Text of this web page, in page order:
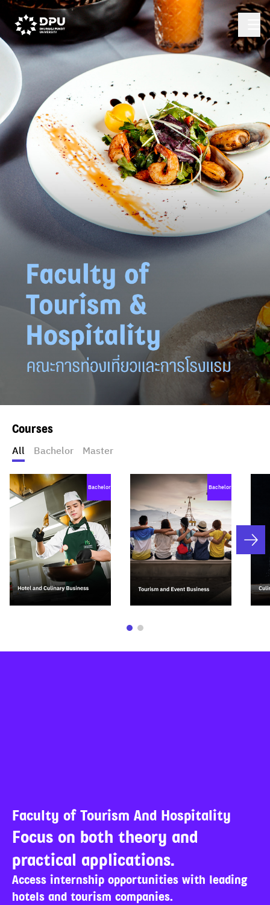
Courses
All Bachelor Master
Bachelor Bachelor
Faculty of Tourism And Hospitality
Focus on both theory and
practical applications.
Access internship opportunities with leading
hotels and tourism companies.